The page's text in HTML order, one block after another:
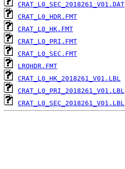
CRAT_L0_SEC_2018261_V01.DAT
CRAT_L0_HDR.FMT
CRAT_L0_HK.FMT
CRAT_L0_PRI.FMT
CRAT_L0_SEC.FMT
LROHDR.FMT
CRAT_L0_HK_2018261_V01.LBL
CRAT_L0_PRI_2018261_V01.LBL
CRAT_L0_SEC_2018261_V01.LBL